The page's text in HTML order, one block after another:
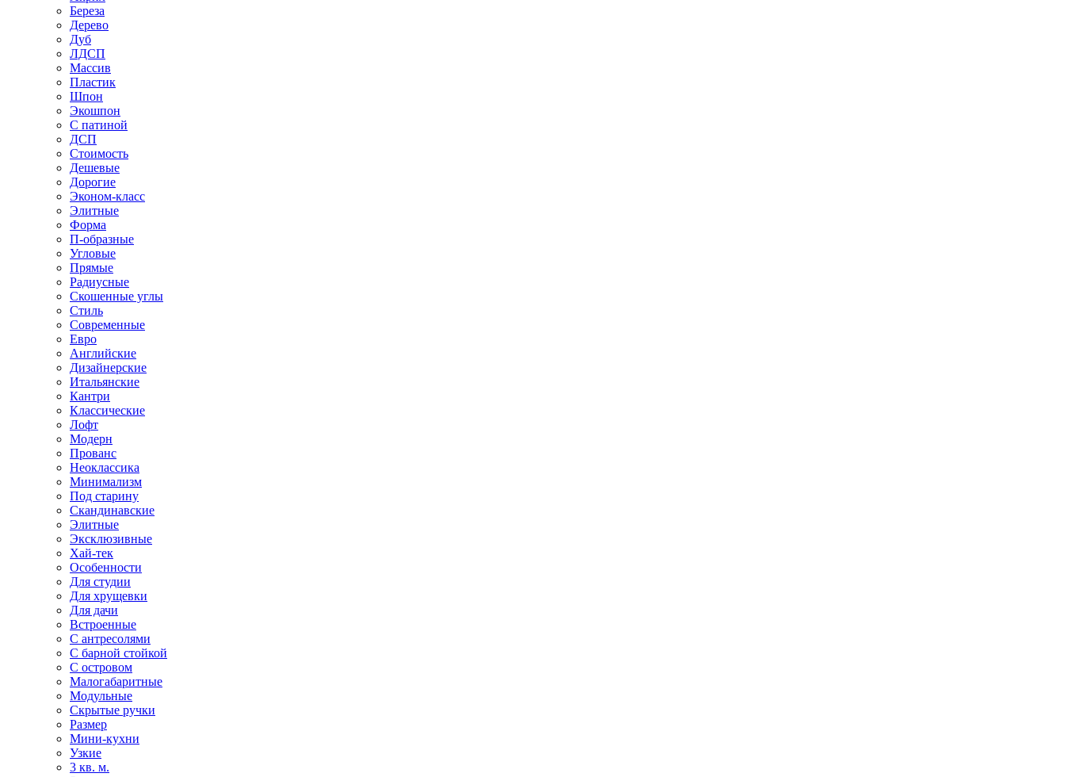
Береза
Дерево
Дуб
ЛДСП
Массив
Пластик
Шпон
Экошпон
С патиной
ДСП
Стоимость
Дешевые
Дорогие
Эконом-класс
Элитные
Форма
П-образные
Угловые
Прямые
Радиусные
Скошенные углы
Стиль
Современные
Евро
Английские
Дизайнерские
Итальянские
Кантри
Классические
Лофт
Модерн
Прованс
Неоклассика
Минимализм
Под старину
Скандинавские
Элитные
Эксклюзивные
Хай-тек
Особенности
Для студии
Для хрущевки
Для дачи
Встроенные
С антресолями
С барной стойкой
С островом
Малогабаритные
Модульные
Скрытые ручки
Размер
Мини-кухни
Узкие
3 кв. м.